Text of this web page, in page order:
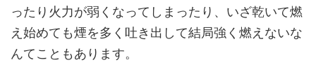
ったり火力が弱くなってしまったり、いざ乾いて燃
え始めても煙を多く吐き出して結局強く燃えないな
んてこともあります。